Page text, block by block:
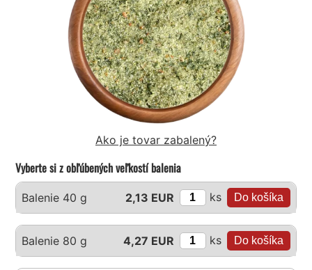
Ako je tovar zabalený?
Vyberte si z obľúbených veľkostí balenia
Balenie 40 g 2,13 EUR ks
Balenie 80 g 4,27 EUR ks